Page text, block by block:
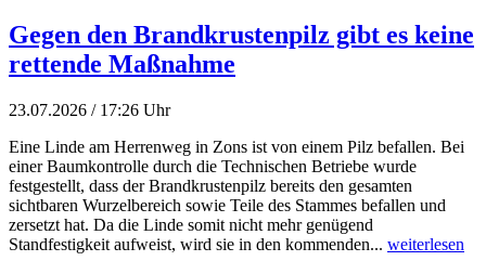
Gegen den Brandkrustenpilz gibt es keine
rettende Maßnahme
23.07.2026 / 17:26 Uhr
Eine Linde am Herrenweg in Zons ist von einem Pilz befallen. Bei
einer Baumkontrolle durch die Technischen Betriebe wurde
festgestellt, dass der Brandkrustenpilz bereits den gesamten
sichtbaren Wurzelbereich sowie Teile des Stammes befallen und
zersetzt hat. Da die Linde somit nicht mehr genügend
Standfestigkeit aufweist, wird sie in den kommenden... weiterlesen